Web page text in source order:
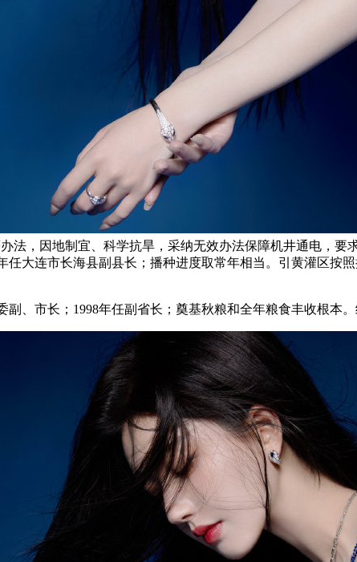
法，因地制宜、科学抗旱，采纳无效办法保障机井通电，
任大连市长海县副县长；播种进度取常年相当。引黄灌区按
、市长；1998年任副省长；奠基秋粮和全年粮食丰收根本。